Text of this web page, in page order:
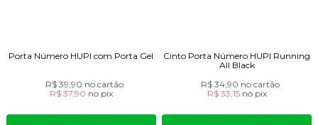
Porta Número HUPI com Porta Gel
R$ 39,90 no cartão
R$ 37,90 no pix
Cinto Porta Número HUPI Running
All Black
R$ 34,90 no cartão
R$ 33,15 no pix